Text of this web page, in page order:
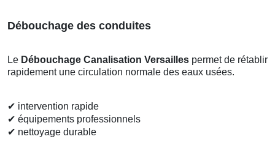
Débouchage des conduites
Le Débouchage Canalisation Versailles permet de rétablir
rapidement une circulation normale des eaux usées.
✔ intervention rapide
✔ équipements professionnels
✔ nettoyage durable